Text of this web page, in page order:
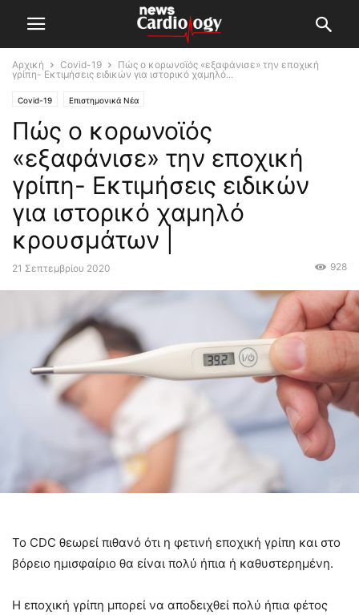
Αρχική Covid-19
Πώς ο κορωνοϊός «εξαφάνισε» την εποχική
γρίπη- Εκτιμήσεις ειδικών για ιστορικό χαμηλό...
Covid-19 Επιστημονικά Νέα
Πώς ο κορωνοϊός
«εξαφάνισε» την εποχική
γρίπη- Εκτιμήσεις ειδικών
για ιστορικό χαμηλό
κρουσμάτων |
21 Σεπτεμβρίου 2020 928
Το CDC θεωρεί πιθανό ότι η φετινή εποχική γρίπη και στο
βόρειο ημισφαίριο θα είναι πολύ ήπια ή καθυστερημένη.
Η εποχική γρίπη μπορεί να αποδειχθεί πολύ ήπια φέτος